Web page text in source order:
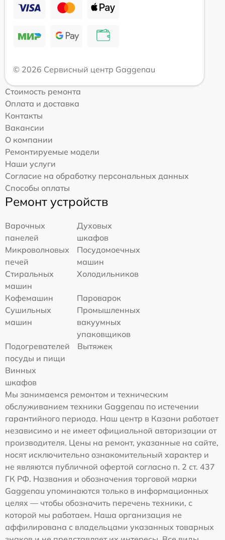
© 2026 Сервисный центр Gaggenau
Стоимость ремонта
Оплата и доставка
Контакты
Вакансии
О компании
Ремонтируемые модели
Наши услуги
Согласие на обработку персональных данных
Способы оплаты
Ремонт устройств
Варочных
панелей
Духовых
шкафов
Микроволновых
печей
Посудомоечных
машин
Стиральных
машин
Холодильников
Кофемашин
Пароварок
Сушильных
машин
Промышленных
вакуумных
упаковщиков
Подогревателей
посуды и пищи
Вытяжек
Винных
шкафов
Мы занимаемся ремонтом и техническим
обслуживанием техники Gaggenau по истечении
гарантийного периода. Наш центр в Казани работает
независимо и не имеет официальной авторизации от
производителя. Цены на ремонт, указанные на сайте,
носят исключительно ознакомительный характер и
не являются публичной офертой согласно п. 2 ст. 437
ГК РФ. Названия и обозначения торговой марки
Gaggenau упоминаются только в информационных
целях — чтобы обозначить перечень техники, с
которой мы работаем. Наша организация не
аффилирована с владельцами указанных товарных